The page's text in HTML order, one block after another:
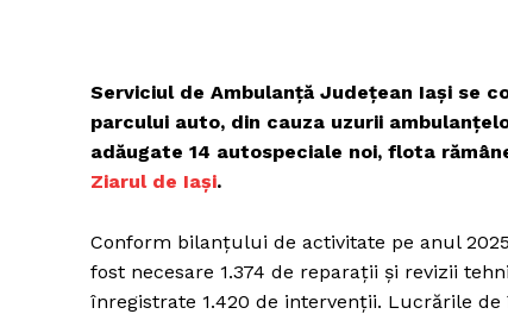
Serviciul de Ambulanță Județean Iași se
parcului auto, din cauza uzurii
adăugate 14 autospeciale noi, flota
Ziarul de Iași.
Conform bilanțului de activitate pe anul
fost necesare 1.374 de reparații și revizii
înregistrate 1.420 de intervenții. Lucrările